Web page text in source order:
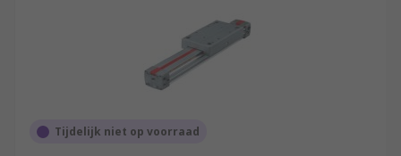
Tijdelijk niet op voorraad